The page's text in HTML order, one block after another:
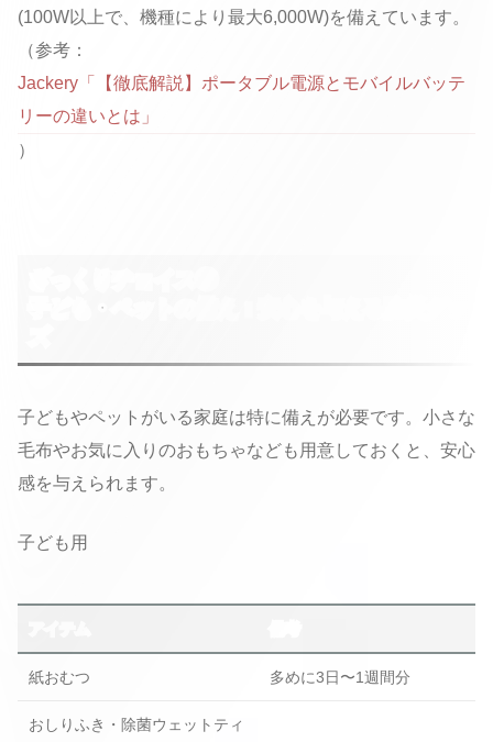
(100W以上で、機種により最大6,000W)を備えています。
（参考：
Jackery「【徹底解説】ポータブル電源とモバイルバッテ
リーの違いとは」
）
子ども・ペットの備え：安心を与える防災グッ
子どもやペットがいる家庭は特に備えが必要です。小さな
毛布やお気に入りのおもちゃなども用意しておくと、安心
感を与えられます。
子ども用
紙おむつ 多めに3日〜1週間分
おしりふき・除菌ウェットティ